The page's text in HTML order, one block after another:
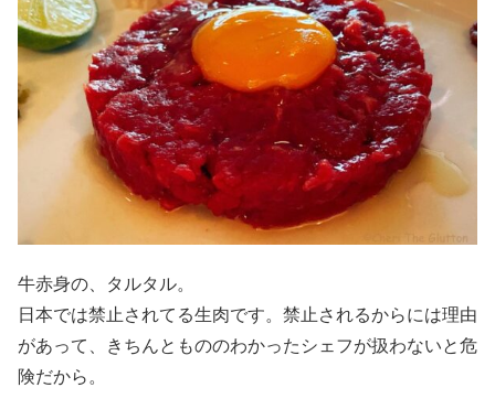
牛赤身の、タルタル。
日本では禁止されてる生肉です。禁止されるからには理由
があって、きちんともののわかったシェフが扱わないと危
険だから。